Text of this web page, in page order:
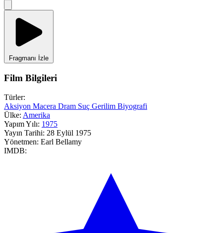
Fragmanı İzle
Film Bilgileri
Türler:
Aksiyon Macera Dram Suç Gerilim Biyografi
Ülke: Amerika
Yapım Yılı: 1975
Yayın Tarihi: 28 Eylül 1975
Yönetmen: Earl Bellamy
IMDB: